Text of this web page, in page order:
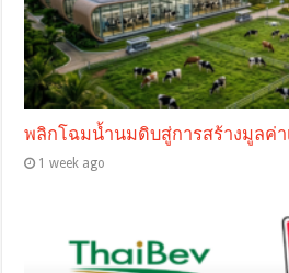
พลิกโฉมน้ำนมดิบสู่การสร้างมูลค่า
1 week ago